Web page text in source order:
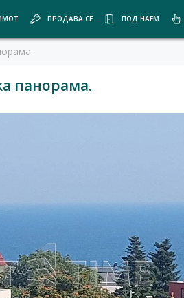
ПРОДАВА СЕ ПОД НАЕМ
панорама.